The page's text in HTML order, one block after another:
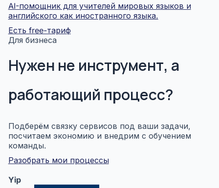
AI-помощник для учителей мировых языков и
английского как иностранного языка.
Есть free-тариф
Для бизнеса
Нужен не инструмент, а
работающий процесс?
Подберём связку сервисов под ваши задачи,
посчитаем экономию и внедрим с обучением
команды.
Разобрать мои процессы
Yip